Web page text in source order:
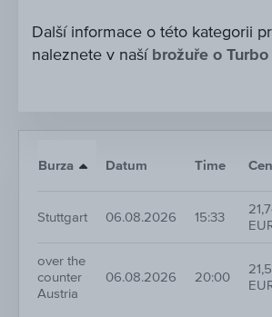
Další informace o této kategorii
naleznete v naší brožuře o
Burza Datum Time
Stuttgart 06.08.2026 15:33
over the
counter
Austria
06.08.2026 20:00